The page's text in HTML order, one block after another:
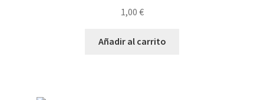
1,00 €
Añadir al carrito